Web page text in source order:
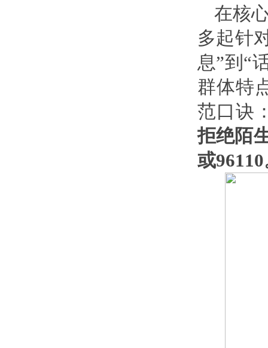
在核
多起针
息”到“
群体特
范口诀
拒绝陌
或